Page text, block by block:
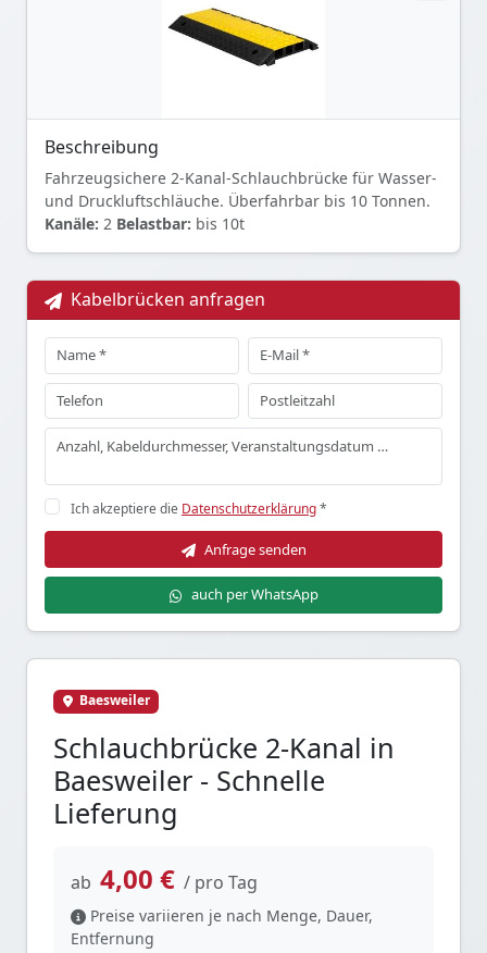
Beschreibung
Fahrzeugsichere 2-Kanal-Schlauchbrücke für Wasser-
und Druckluftschläuche. Überfahrbar bis 10 Tonnen.
Kanäle: 2 Belastbar: bis 10t
Kabelbrücken anfragen
Ich akzeptiere die Datenschutzerklärung*
Anfrage senden
auch per WhatsApp
Baesweiler
Schlauchbrücke 2-Kanal in
Baesweiler - Schnelle
Lieferung
ab 4,00 € / pro Tag
Preise variieren je nach Menge, Dauer,
Entfernung